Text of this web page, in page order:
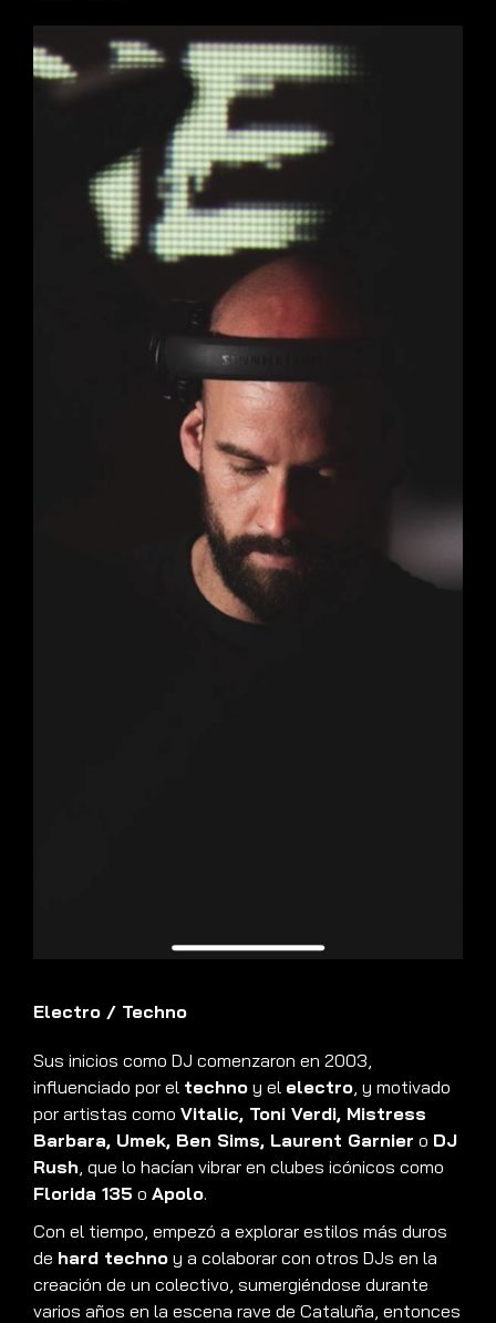
Electro / Techno
Sus inicios como DJ comenzaron en 2003,
influenciado por el techno y el electro , y motivado
por artistas como Vitalic, Toni Verdi, Mistress
Barbara, Umek, Ben Sims, Laurent Garnier o DJ
Rush , que lo hacían vibrar en clubes icónicos como
Florida 135 o Apolo.
Con el tiempo, empezó a explorar estilos más duros
de hard techno y a colaborar con otros DJs en la
creación de un colectivo, sumergiéndose durante
varios años en la escena rave de Cataluña, entonces